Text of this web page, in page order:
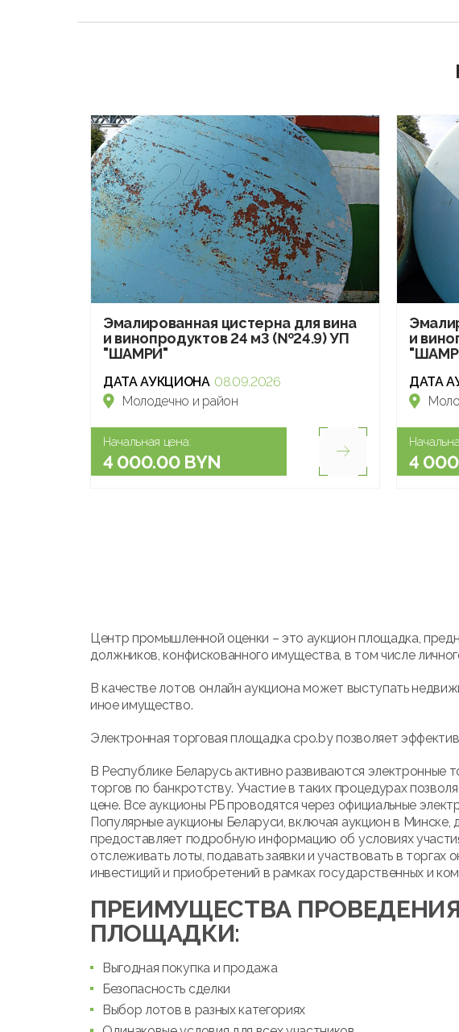
Эмалированная цистерна для вина
и винопродуктов 24 м3 (№24.9) УП
"ШАМРИ"
ДАТА АУКЦИОНА 08.09.2026
Молодечно и район
Начальная цена:
4 000.00 BYN
и
ДАТА
4
Центр промышленной оценки – это аукцион площадка,
должников, конфискованного имущества, в том числе
В качестве лотов онлайн аукциона может выступать
иное имущество.
Электронная торговая площадка cpo.by позволяет
В Республике Беларусь активно развиваются
торгов по банкротству. Участие в таких процедурах
цене. Все аукционы РБ проводятся через официальные
Популярные аукционы Беларуси, включая аукцион в
предоставляет подробную информацию об условиях
отслеживать лоты, подавать заявки и участвовать в
инвестиций и приобретений в рамках государственных и
ПРЕИМУЩЕСТВА
ПЛОЩАДКИ:
Выгодная покупка и продажа
Безопасность сделки
Выбор лотов в разных категориях